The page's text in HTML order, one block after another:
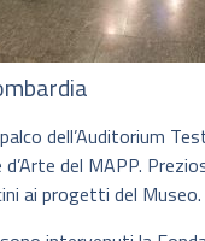
dell’Auditorium
del MAPP.
ai progetti del Museo.